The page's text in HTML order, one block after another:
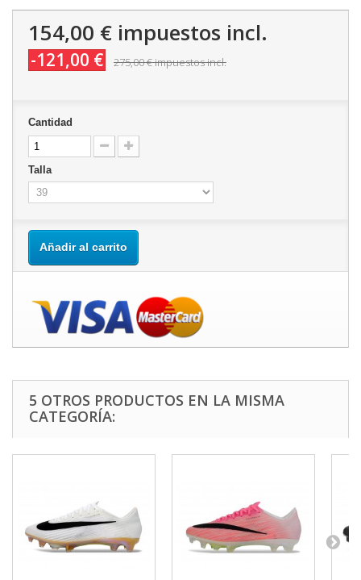
154,00 € impuestos incl.
-121,00 € 275,00 €impuestos incl.
Cantidad
Talla
Añadir al carrito
5 OTROS PRODUCTOS EN LA MISMA
CATEGORÍA: